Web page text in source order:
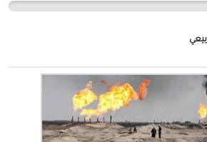
في حملتنا هذه. ومن الله